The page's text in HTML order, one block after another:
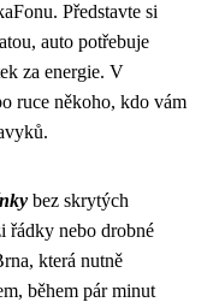
Představte si
auto potřebuje
za energie. V
ruce někoho, kdo vám
bez skrytých
řádky nebo drobné
která nutně
během pár minut